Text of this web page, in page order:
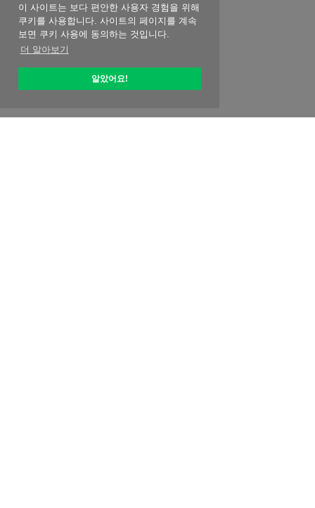
이 사이트는 보다 편안한 사용자 경험을 위해
쿠키를 사용합니다. 사이트의 페이지를 계속
보면 쿠키 사용에 동의하는 것입니다.
더 알아보기
알았어요!